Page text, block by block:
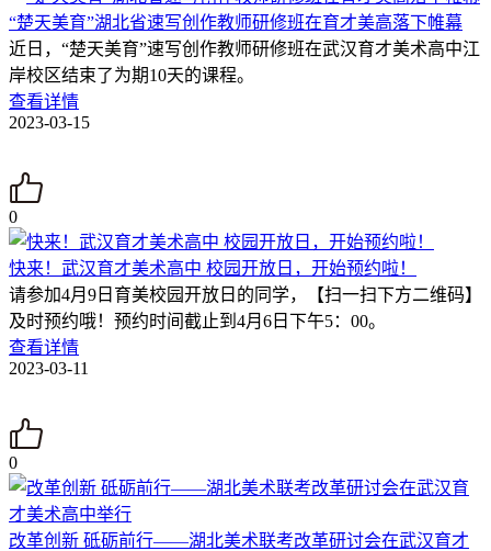
“楚天美育”湖北省速写创作教师研修班在育才美高落下帷幕
近日，“楚天美育”速写创作教师研修班在武汉育才美术高中江
岸校区结束了为期10天的课程。
查看详情
2023-03-15
0
快来！武汉育才美术高中 校园开放日，开始预约啦！
请参加4月9日育美校园开放日的同学，【扫一扫下方二维码】
及时预约哦！预约时间截止到4月6日下午5：00。
查看详情
2023-03-11
0
改革创新 砥砺前行——湖北美术联考改革研讨会在武汉育才